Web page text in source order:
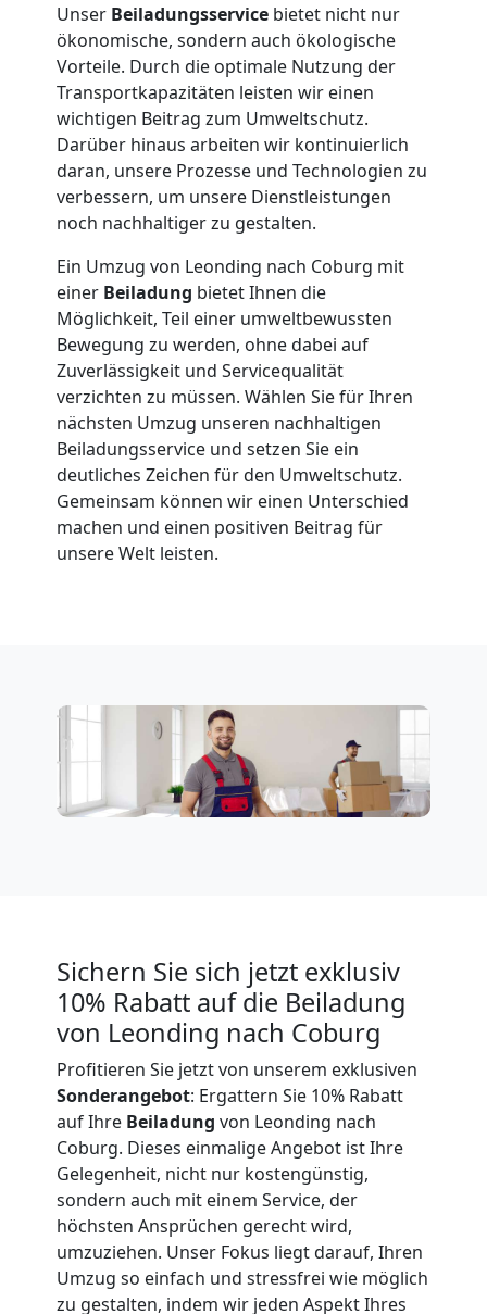
Unser Beiladungsservice bietet nicht nur
ökonomische, sondern auch ökologische
Vorteile. Durch die optimale Nutzung der
Transportkapazitäten leisten wir einen
wichtigen Beitrag zum Umweltschutz.
Darüber hinaus arbeiten wir kontinuierlich
daran, unsere Prozesse und Technologien zu
verbessern, um unsere Dienstleistungen
noch nachhaltiger zu gestalten.
Ein Umzug von Leonding nach Coburg mit
einer Beiladung bietet Ihnen die
Möglichkeit, Teil einer umweltbewussten
Bewegung zu werden, ohne dabei auf
Zuverlässigkeit und Servicequalität
verzichten zu müssen. Wählen Sie für Ihren
nächsten Umzug unseren nachhaltigen
Beiladungsservice und setzen Sie ein
deutliches Zeichen für den Umweltschutz.
Gemeinsam können wir einen Unterschied
machen und einen positiven Beitrag für
unsere Welt leisten.
Sichern Sie sich jetzt exklusiv
10% Rabatt auf die Beiladung
von Leonding nach Coburg
Profitieren Sie jetzt von unserem exklusiven
Sonderangebot: Ergattern Sie 10% Rabatt
auf Ihre Beiladung von Leonding nach
Coburg. Dieses einmalige Angebot ist Ihre
Gelegenheit, nicht nur kostengünstig,
sondern auch mit einem Service, der
höchsten Ansprüchen gerecht wird,
umzuziehen. Unser Fokus liegt darauf, Ihren
Umzug so einfach und stressfrei wie möglich
zu gestalten, indem wir jeden Aspekt Ihres
Leonding
Umzug
für
Senioren
Leonding
Fernumzug
Leonding
Firmenumzug
Büroumzug
Leonding
Tragehilfe
Leonding
Kleiner
Umzug
Leonding